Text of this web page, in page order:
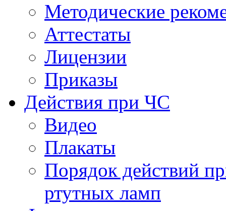
Методические
Аттестаты
Лицензии
Приказы
Действия при ЧС
Видео
Плакаты
Порядок действий
ртутных ламп